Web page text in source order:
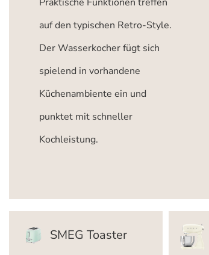
auf den typischen Retro-Style.
Der Wasserkocher fügt sich
spielend in vorhandene
Küchenambiente ein und
punktet mit schneller
Kochleistung.
SMEG Toaster